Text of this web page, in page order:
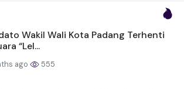
Wakil Wali Kota Padang Terhenti
“Lel...
ago 555